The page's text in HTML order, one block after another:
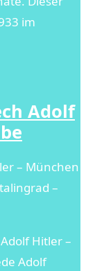
im
Adolf
– München
–
Hitler –
Adolf